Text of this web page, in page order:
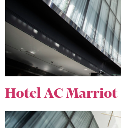
Hotel AC Marriot